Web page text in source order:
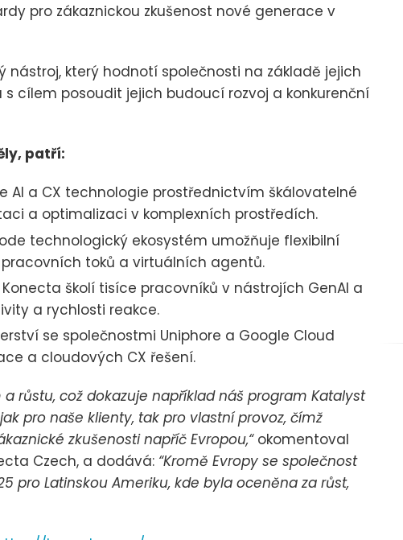
pro zákaznickou zkušenost nové generace v
nástroj, který hodnotí společnosti na základě jejich
cílem posoudit jejich budoucí rozvoj a konkurenční
patří:
AI a CX technologie prostřednictvím škálovatelné
a optimalizaci v komplexních prostředích.
technologický ekosystém umožňuje flexibilní
toků a virtuálních agentů.
školí tisíce pracovníků v nástrojích GenAI a
a rychlosti reakce.
se společnostmi Uniphore a Google Cloud
a cloudových CX řešení.
růstu, což dokazuje například náš program Katalyst
pro naše klienty, tak pro vlastní provoz, čímž
zkušenosti napříč Evropou,“ okomentoval
Czech, a dodává: “Kromě Evropy se společnost
pro Latinskou Ameriku, kde byla oceněna za růst,